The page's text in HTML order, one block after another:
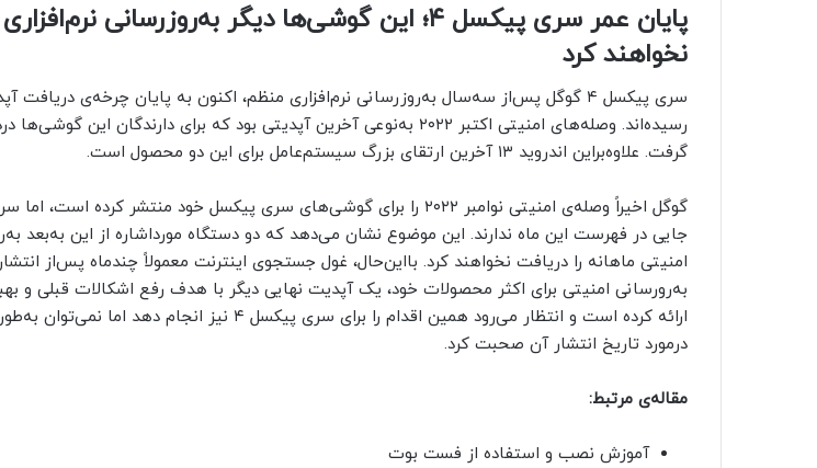
پایان عمر سری پیکسل ۴؛ این گوشی‌ها دیگر به‌روزرسانی
نخواهند کرد
سری پیکسل ۴ گوگل پس‌از سه‌سال به‌روزرسانی نرم‌افزاری منظم، اکنون به پایان‌ چرخه‌ی
رسیده‌اند. وصله‌های امنیتی اکتبر ۲۰۲۲ به‌نوعی آخرین آپدیتی بود که برای دارندگان این
گرفت. علاوه‌براین اندروید ۱۳ آخرین ارتقای بزرگ سیستم‌عامل برای این دو محصول است.
جایی در فهرست این ماه ندارند. این موضوع نشان می‌دهد که دو دستگاه مورداشاره از این به‌بعد
امنیتی ماهانه را دریافت نخواهند کرد. بااین‌حال، غول جستجوی اینترنت معمولاً چندماه پس‌از
به‌رورسانی امنیتی برای اکثر محصولات خود، یک آپدیت نهایی دیگر با هدف رفع اشکالات قبلی و
ارائه کرده است و انتظار می‌رود همین اقدام را برای سری پیکسل ۴ نیز انجام دهد
درمورد تاریخ انتشار آن صحبت کرد.
مقاله‌ی مرتبط:
آموزش نصب و استفاده از فست بوت